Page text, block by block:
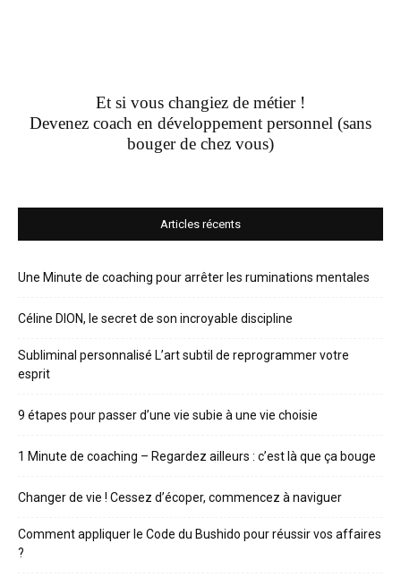
Et si vous changiez de métier !
Devenez coach en développement personnel (sans
bouger de chez vous)
Articles récents
Une Minute de coaching pour arrêter les ruminations mentales
Céline DION, le secret de son incroyable discipline
Subliminal personnalisé L’art subtil de reprogrammer votre
esprit
9 étapes pour passer d’une vie subie à une vie choisie
1 Minute de coaching – Regardez ailleurs : c’est là que ça bouge
Changer de vie ! Cessez d’écoper, commencez à naviguer
Comment appliquer le Code du Bushido pour réussir vos affaires
?